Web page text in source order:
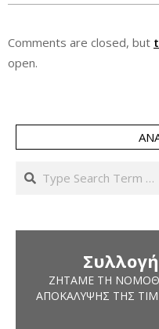
Comments are closed, but
open.
Search
ΖΗΤΆΜΕ ΤΗ
ΑΠΟΚΆΛΥΨΗΣ ΤΗΣ